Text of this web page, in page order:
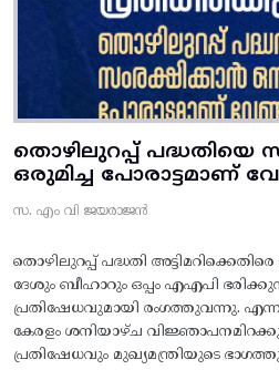
തൊഴിലുറപ്പ് പദ്ധതിയെ
ഒരുമിച്ച പോരാട്ടമാണ്
സ. എം വി ജയരാജൻ
തൊഴിലുറപ്പ് പദ്ധതി
ദേശും ബീഹാറും ഒപ്പം എഎപി
പ്രതിഷേധവുമായി രംഗത്തുവന്നു.
കേരളം ശനിയാഴ്ച
പ്രതിഷേധവും മുഖ്യമന്ത്രിയുടെ